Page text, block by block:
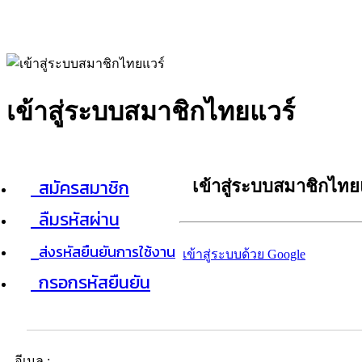
เข้าสู่ระบบสมาชิกไทยแวร์
สมัครสมาชิก
ลืมรหัสผ่าน
ส่งรหัสยืนยันการใช้งาน
กรอกรหัสยืนยัน
เข้าสู่ระบบสมาชิกไท
เข้าสู่ระบบด้วย Google